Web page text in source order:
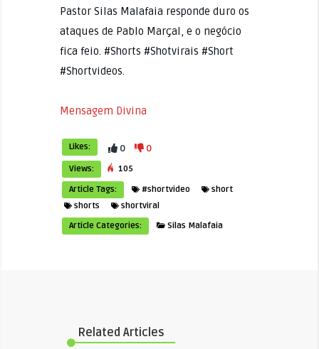
Pastor Silas Malafaia responde duro os
ataques de Pablo Marçal, e o negócio
fica feio. #Shorts #Shotvirais #Short
#Shortvideos.
Mensagem Divina
Likes: 0 0
Views:
105
Article Tags:
#shortvideo
short
shorts
shortviral
Article Categories:
Silas Malafaia
Related Articles